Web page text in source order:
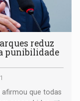
reduz
punibilidade
afirmou que todas